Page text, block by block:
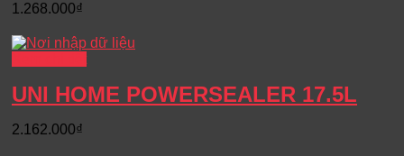
1.268.000₫
UNI HOME POWERSEALER 17.5L
2.162.000₫